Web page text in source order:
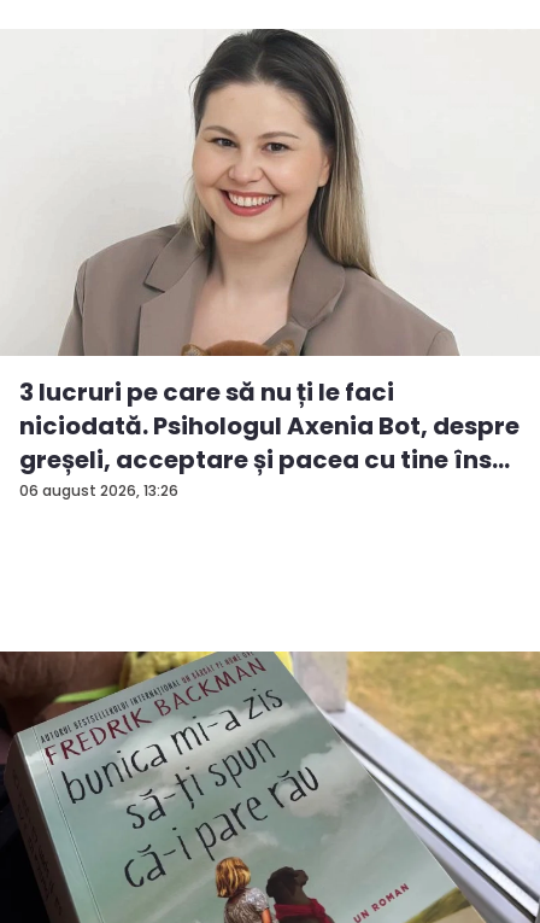
06 august 2026, 13:26
3 lucruri pe care să nu ți le faci
niciodată. Psihologul Axenia Bot, despre
greșeli, acceptare și pacea cu tine îns...